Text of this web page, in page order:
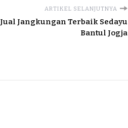
ARTIKEL SELANJUTNYA
Jual Jangkungan Terbaik Sedayu
Bantul Jogja